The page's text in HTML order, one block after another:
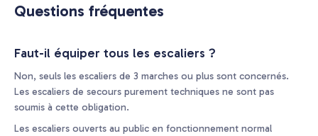
Questions fréquentes
Faut-il équiper tous les escaliers ?
Non, seuls les escaliers de 3 marches ou plus sont concernés.
Les escaliers de secours purement techniques ne sont pas
soumis à cette obligation.
Les escaliers ouverts au public en fonctionnement normal